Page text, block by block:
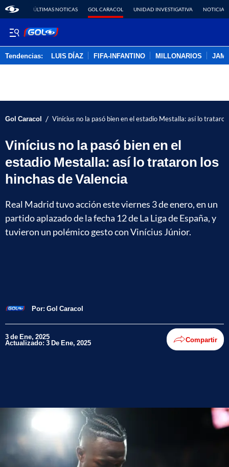
ÚLTIMAS NOTICAS GOL CARACOL UNIDAD INVESTIGATIVA NOTICIAS
Tendencias: LUIS DÍAZ FIFA-INFANTINO MILLONARIOS
Gol Caracol / Vinícius no la pasó bien en el estadio Mestalla: así lo
Vinícius no la pasó bien en el
estadio Mestalla: así lo trataron los
hinchas de Valencia
Real Madrid tuvo acción este viernes 3 de enero, en un
partido aplazado de la fecha 12 de La Liga de España, y
tuvieron un polémico gesto con Vinícius Júnior.
Por: Gol Caracol
3 de Ene, 2025
Actualizado: 3 De Ene, 2025 Compartir